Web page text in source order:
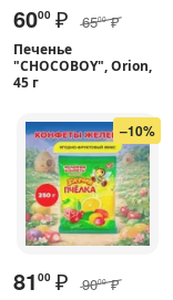
6000 ₽ 6500 ₽
Печенье
"CHOCOBOY", Orion,
45 г
–10%
81 00 ₽ 9000 ₽